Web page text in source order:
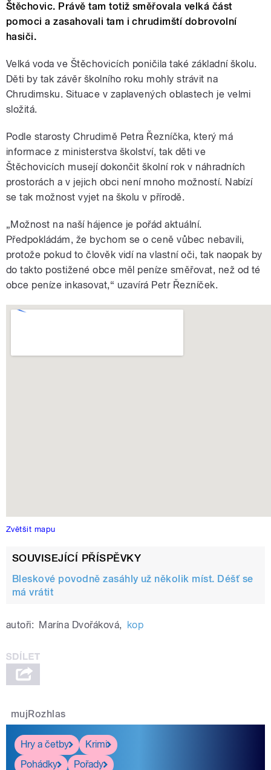
Štěchovic. Právě tam totiž směřovala velká část
pomoci a zasahovali tam i chrudimští dobrovolní
hasiči.
Velká voda ve Štěchovicích poničila také základní školu.
Děti by tak závěr školního roku mohly strávit na
Chrudimsku. Situace v zaplavených oblastech je velmi
složitá.
Podle starosty Chrudimě Petra Řezníčka, který má
informace z ministerstva školství, tak děti ve
Štěchovicích musejí dokončit školní rok v náhradních
prostorách a v jejich obci není mnoho možností. Nabízí
se tak možnost vyjet na školu v přírodě.
„Možnost na naší hájence je pořád aktuální.
Předpokládám, že bychom se o ceně vůbec nebavili,
protože pokud to člověk vidí na vlastní oči, tak naopak by
do takto postižené obce měl peníze směřovat, než od té
obce peníze inkasovat,“ uzavírá Petr Řezníček.
Zvětšit mapu
SOUVISEJÍCÍ PŘÍSPĚVKY
Bleskové povodně zasáhly už několik míst. Déšť se
má vrátit
autoři: Marína Dvořáková, kop
mujRozhlas
Hry a četby
Krimi
Pohádky
Pořady